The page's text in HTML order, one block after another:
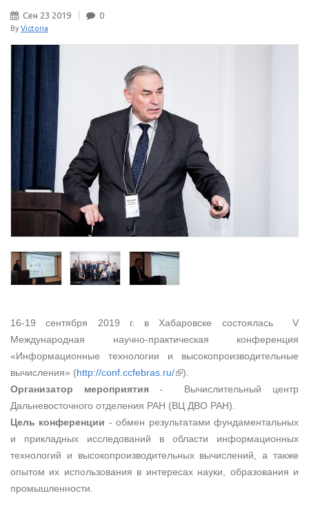
Сен 23 2019 0
By Victoria
16-19 сентября 2019 г. в Хабаровске состоялась V
Международная научно-практическая конференция
«Информационные технологии и высокопроизводительные
вычисления» (http://conf.ccfebras.ru/(внешняя ссылка)
).
Организатор мероприятия- Вычислительный центр
Дальневосточного отделения РАН (ВЦ ДВО РАН).
Цель конференции - обмен результатами фундаментальных
и прикладных исследований в области информационных
технологий и высокопроизводительных вычислений, а также
опытом их использования в интересах науки, образования и
промышленности.